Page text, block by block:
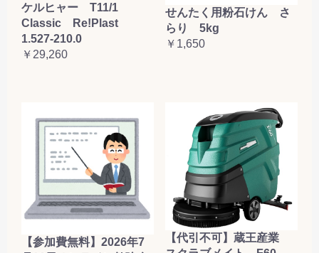
ケルヒャー T11/1
Classic Re!Plast
1.527-210.0
￥29,260
せんたく用粉石けん さ
らり 5kg
￥1,650
【参加費無料】2026年7
【代引不可】蔵王産業